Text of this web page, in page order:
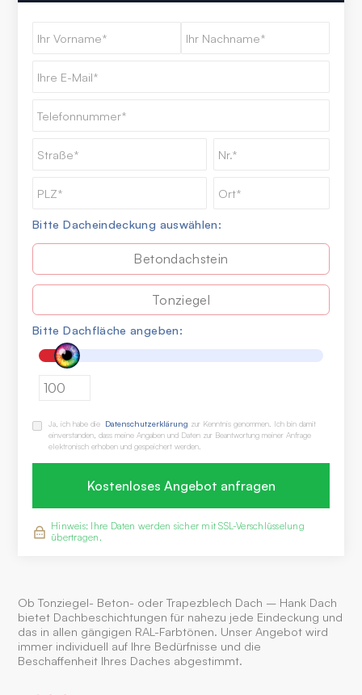
Ob Tonziegel- Beton- oder Trapezblech Dach – Hank Dach
bietet Dachbeschichtungen für nahezu jede Eindeckung und
das in allen gängigen RAL-Farbtönen. Unser Angebot wird
immer individuell auf Ihre Bedürfnisse und die
Beschaffenheit Ihres Daches abgestimmt.
Bitte Dacheindeckung auswählen:
Betondachstein
Tonziegel
Bitte Dachfläche angeben:
Ja, ich habe die Datenschutzerklärung zur Kenntnis genommen. Ich bin damit
einverstanden, dass meine Angaben und Daten zur Beantwortung meiner Anfrage
elektronisch erhoben und gespeichert werden.
Hinweis: Ihre Daten werden sicher mit SSL-Verschlüsselung
übertragen.